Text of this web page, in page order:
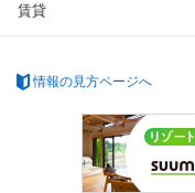
賃貸
情報の見方ページへ